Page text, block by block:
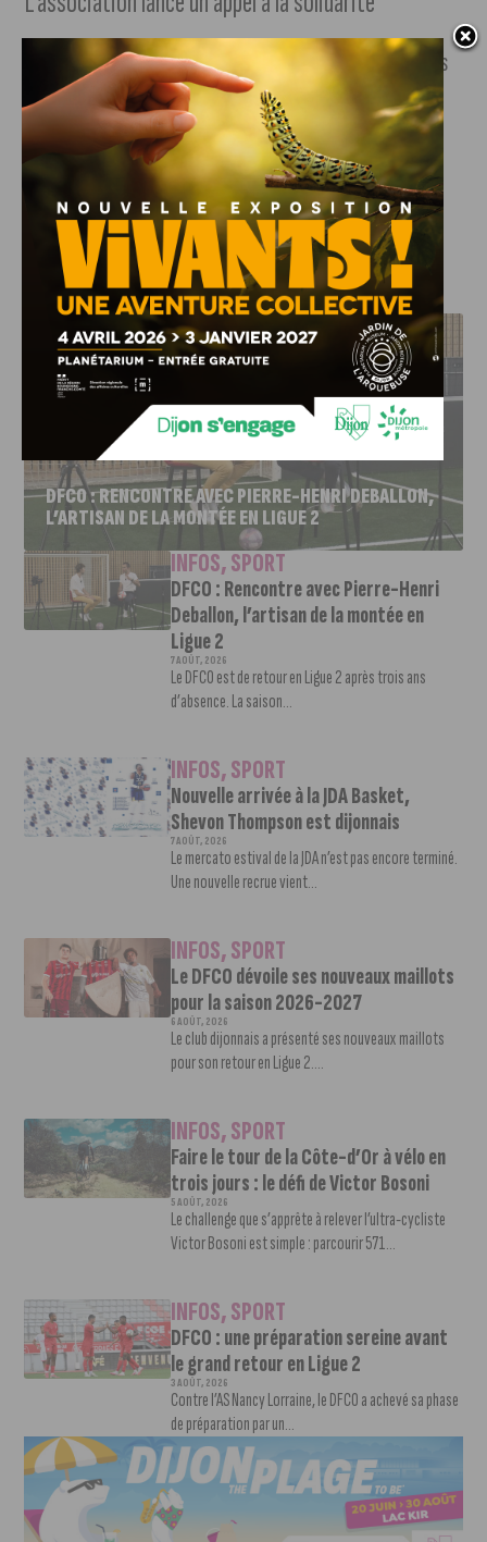
Face aux épisodes de chaleurs de plus en plus fréquents, les
Petits Frères des Pauvres lancent un appel à la solidarité.
L’association recherche de nouveaux Oasis Solidaires pour
accueillir davantage de personnes fragiles. Plus
d’informations surleur site internet.
J'AIME LE DFCO
DFCO : RENCONTRE AVEC PIERRE-HENRI DEBALLON,
L’ARTISAN DE LA MONTÉE EN LIGUE 2
INFOS,SPORT
DFCO : Rencontre avec Pierre-Henri
Deballon, l’artisan de la montée en
Ligue 2
7 AOÛT, 2026
Le DFCO est de retour en Ligue 2 après trois ans
d’absence. La saison...
INFOS,SPORT
Nouvelle arrivée à la JDA Basket,
Shevon Thompson est dijonnais
7 AOÛT, 2026
Le mercato estival de la JDA n’est pas encore terminé.
Une nouvelle recrue vient...
INFOS,SPORT
Le DFCO dévoile ses nouveaux maillots
pour la saison 2026-2027
6 AOÛT, 2026
Le club dijonnais a présenté ses nouveaux maillots
pour son retour en Ligue 2....
INFOS,SPORT
Faire le tour de la Côte-d’Or à vélo en
trois jours : le défi de Victor Bosoni
5 AOÛT, 2026
Le challenge que s’apprête à relever l’ultra-cycliste
Victor Bosoni est simple : parcourir 571...
INFOS,SPORT
DFCO : une préparation sereine avant
le grand retour en Ligue 2
3 AOÛT, 2026
Contre l’AS Nancy Lorraine, le DFCO a achevé sa phase
de préparation par un...